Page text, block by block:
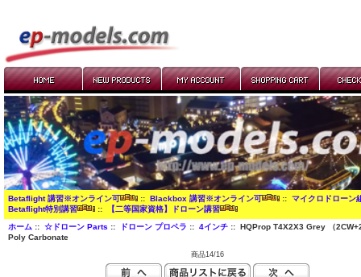
Betaflight 講習※オンライン可 :: Blackbox 講習※オンライン可 :: マイクロドローン
Betaflight特別講習
:: 【二等国家資格】ドローン講習
ホーム:: ☆ドローン Parts :: ドローン プロペラ :: 4インチ:: HQProp T4X2X3 Grey （
Poly Carbonate
商品14/16